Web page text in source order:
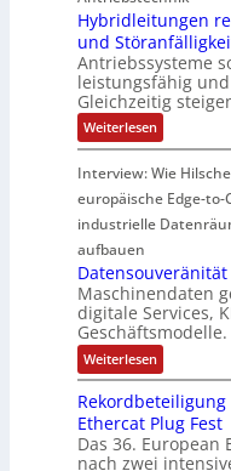
d
g
e
C
o
m
p
u
t
u
n
d
e
c
u
r
n
a
l
y
s
u
g
e
c
h
t
t
h
e
r
m
c
e
G
e
h
ä
u
s
e
d
d
4
0
A
i
l
e
r
h
ä
t
S
c
u
t
z
l
a
k
b
e
n
l
l
e
r
v
e
r
b
n
d
,
s
c
h
n
e
l
e
r
p
r
Hybridleitungen
und
Antriebssysteme
leistungsfähig
Gleichzeitig
Weiterlesen:
H
b
r
d
i
t
u
n
g
e
n
r
e
d
u
z
Interview: Wie
europäische Edge-
industrielle
aufbauen
Maschinendaten
digitale Services,
Weiterlesen:
D
t
e
n
s
Ethercat Plug Fest
Das 36. European
nach zwei